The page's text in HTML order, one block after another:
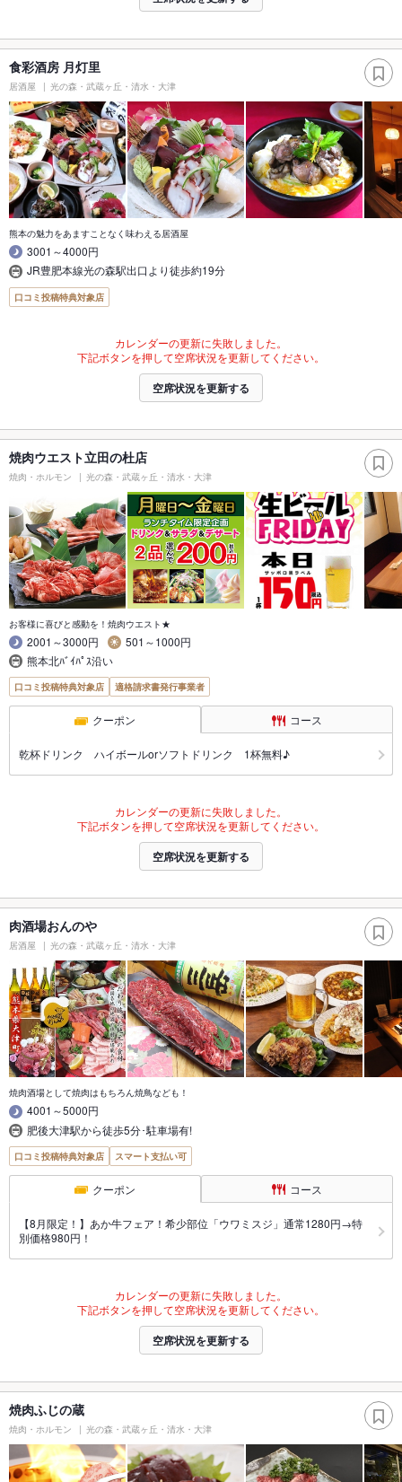
食彩酒房 月灯里
居酒屋 光の森・武蔵ヶ丘・清水・大津
熊本の魅力をあますことなく味わえる居酒屋
3001～4000円
JR豊肥本線光の森駅出口より徒歩約19分
口コミ投稿特典対象店
カレンダーの更新に失敗しました。
下記ボタンを押して空席状況を更新してください。
空席状況を更新する
焼肉ウエスト立田の杜店
焼肉・ホルモン 光の森・武蔵ヶ丘・清水・大津
お客様に喜びと感動を！焼肉ウエスト★
2001～3000円
501～1000円
熊本北ﾊﾞｲﾊﾟｽ沿い
口コミ投稿特典対象店 適格請求書発行事業者
クーポン コース
乾杯ドリンク ハイボールorソフトドリンク 1杯無料♪
カレンダーの更新に失敗しました。
下記ボタンを押して空席状況を更新してください。
空席状況を更新する
肉酒場おんのや
居酒屋 光の森・武蔵ヶ丘・清水・大津
焼肉酒場として焼肉はもちろん焼鳥なども！
4001～5000円
肥後大津駅から徒歩5分･駐車場有!
口コミ投稿特典対象店 スマート支払い可
クーポン コース
【8月限定！】あか牛フェア！希少部位「ウワミスジ」通常1280円→特
別価格980円！
カレンダーの更新に失敗しました。
下記ボタンを押して空席状況を更新してください。
空席状況を更新する
焼肉ふじの蔵
焼肉・ホルモン 光の森・武蔵ヶ丘・清水・大津